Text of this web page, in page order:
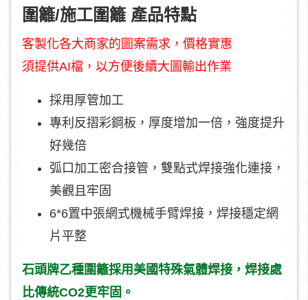
圍籬/施工圍籬 產品特點
客製化各大商家的圖案需求，價格實惠
須提供AI檔，以方便後續大圖輸出作業
採用厚管加工
專利反摺彩鋼板，厚度增加一倍，強度提升
好幾倍
弧口加工密合接管，雙點式焊接強化連接，
美觀且牢固
6*6置中張網式機械手臂焊接，焊接穩定網
片平整
石頭牌乙種圍籬採用美國特殊氣體焊接，焊接處
比傳統CO2更牢固。